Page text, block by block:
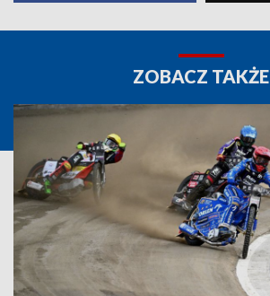
ZOBACZ TAKŻE